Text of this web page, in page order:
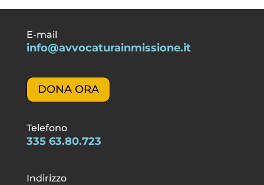
E-mail
info@avvocaturainmissione.it
DONA ORA
Telefono
335 63.80.723
Indirizzo